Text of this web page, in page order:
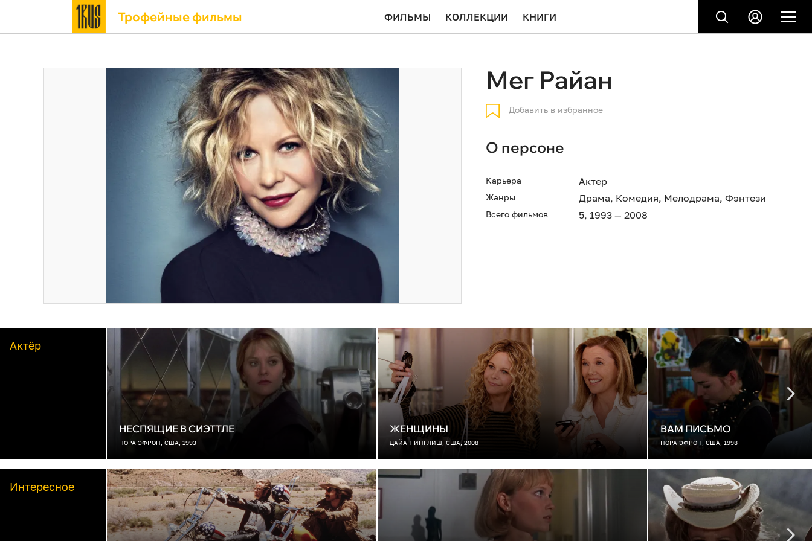
Трофейные фильмы ФИЛЬМЫ КОЛЛЕКЦИИ КНИГИ
Мег Райан
Добавить в избранное
О персоне
Карьера Актер
Жанры Драма, Комедия, Мелодрама, Фэнтези
Всего фильмов 5, 1993 — 2008
Актёр
НЕСПЯЩИЕ В СИЭТТЛЕ
НОРА ЭФРОН, США, 1993
ЖЕНЩИНЫ
ДАЙАН ИНГЛИШ, США, 2008
ВАМ ПИСЬМО
НОРА ЭФРОН, США, 1998
Интересное